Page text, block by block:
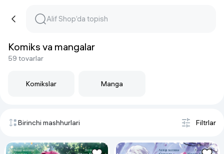
Komiks va mangalar
59 tovarlar
Komikslar Manga
Birinchi mashhurlari Filtrlar